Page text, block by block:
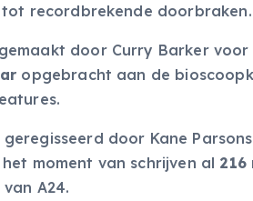
recordbrekende doorbraken.
door Curry Barker
opgebracht aan de
geregisseerd door Kane
moment van schrijven al
A24.